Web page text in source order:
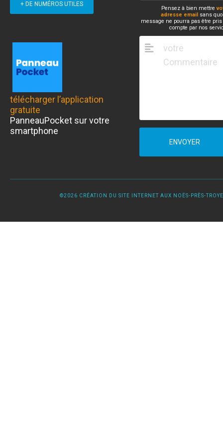
+ DE NUMÉROS UTILES
télécharger l’application
gratuite
PanneauPocket sur votre
smartphone
Pensez à bien mettre
adresse email sans
message ne pourra pas être
compte par nos
ENVOYER
©2026 CRÉATION DU SITE INTERNET AUX NOËS-PRÈS-